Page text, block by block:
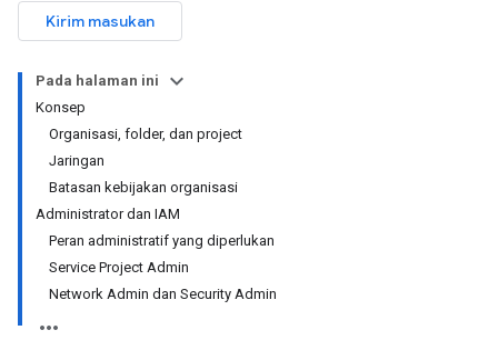
Kirim masukan
Pada halaman ini
Konsep
Organisasi, folder, dan project
Jaringan
Batasan kebijakan organisasi
Administrator dan IAM
Peran administratif yang diperlukan
Service Project Admin
Network Admin dan Security Admin